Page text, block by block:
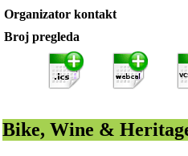
Organizator kontakt
Broj pregleda
Bike, Wine &